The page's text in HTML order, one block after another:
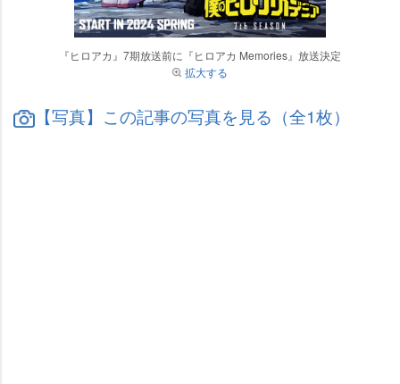
『ヒロアカ』7期放送前に『ヒロアカ Memories』放送決定
拡大する
【写真】この記事の写真を見る（全1枚）